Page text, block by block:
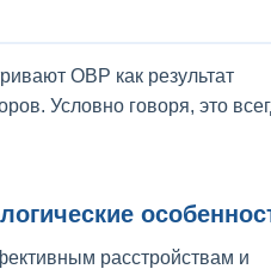
ОВР как результат
Условно говоря, это
расстройствам и